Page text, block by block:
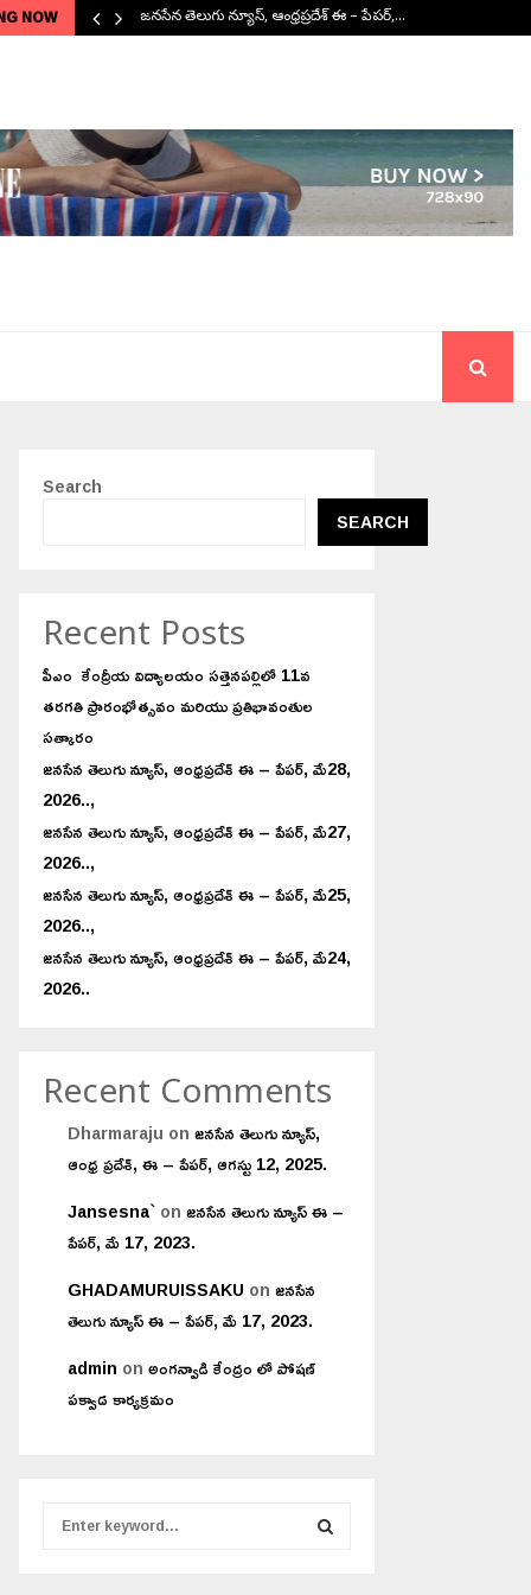
NOW జనసేన తెలుగు న్యూస్, ఆంధ్రప్రదేశ్ ఈ – పేపర్,…
Search
SEARCH
Recent Posts
పీఎం కేంద్రీయ విద్యాలయం సత్తెనపల్లిలో 11వ
తరగతి ప్రారంభోత్సవం మరియు ప్రతిభావంతుల
సత్కారం
జనసేన తెలుగు న్యూస్, ఆంధ్రప్రదేశ్ ఈ – పేపర్, మే28,
2026..,
జనసేన తెలుగు న్యూస్, ఆంధ్రప్రదేశ్ ఈ – పేపర్, మే27,
2026..,
జనసేన తెలుగు న్యూస్, ఆంధ్రప్రదేశ్ ఈ – పేపర్, మే25,
2026..,
జనసేన తెలుగు న్యూస్, ఆంధ్రప్రదేశ్ ఈ – పేపర్, మే24,
2026..
Recent Comments
Dharmaraju onజనసేన తెలుగు న్యూస్,
ఆంధ్ర ప్రదేశ్, ఈ – పేపర్, ఆగస్టు 12, 2025.
Jansesna`onజనసేన తెలుగు న్యూస్ ఈ –
పేపర్, మే 17, 2023.
GHADAMURUISSAKU onజనసేన
తెలుగు న్యూస్ ఈ – పేపర్, మే 17, 2023.
admin onఅంగన్వాడి కేంద్రం లో పోషణ్
పక్వాడ కార్యక్రమం